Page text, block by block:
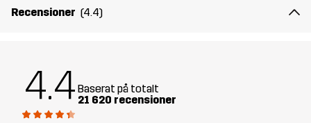
Skapad för ALL-ROUND
Artikelnummer
Recensioner (4.4)
4.4 Baserat på totalt
21 620 recensioner